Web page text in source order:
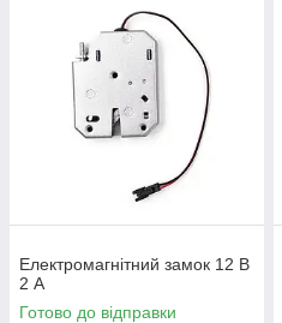
Електромагнітний замок 12 В
2 A
Готово до відправки